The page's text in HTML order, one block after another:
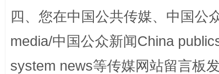
四、您在中国公共传媒、中国公
media/中国公众新闻China
system news等传媒网站留言板